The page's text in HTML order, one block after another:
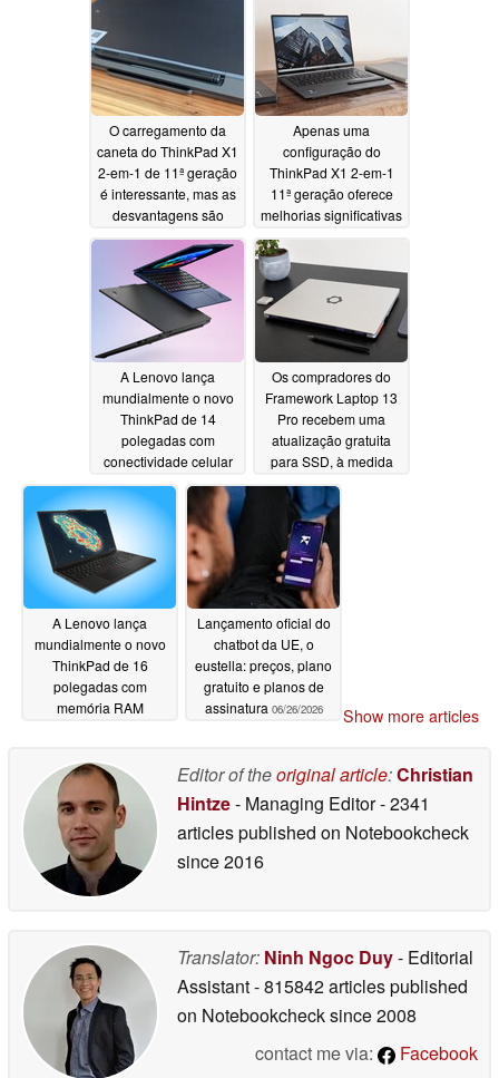
O carregamento da
caneta do ThinkPad X1
2-em-1 de 11ª geração
é interessante, mas as
desvantagens são
evidentes06/28/2026
Apenas uma
configuração do
ThinkPad X1 2-em-1
11ª geração oferece
melhorias significativas
no desempenho
gráfico
A Lenovo lança
mundialmente o novo
ThinkPad de 14
polegadas com
conectividade celular
5G e 64 GB de RAM
06/28/2026
Os compradores do
Framework Laptop 13
Pro recebem uma
atualização gratuita
para SSD, à medida
que a empresa reduz
os preços06/27/2026
A Lenovo lança
mundialmente o novo
ThinkPad de 16
polegadas com
memória RAM
Panther Lake06/27/2026
Lançamento oficial do
chatbot da UE, o
eustella: preços, plano
gratuito e planos de
assinatura 06/26/2026 Show more articles
Editor of theoriginal article:Christian
Hintze- Managing Editor- 2341
articles published on Notebookcheck
since 2016
Translator: Ninh Ngoc Duy- Editorial
Assistant- 815842 articles published
on Notebookchecksince 2008
contact me via:
Facebook